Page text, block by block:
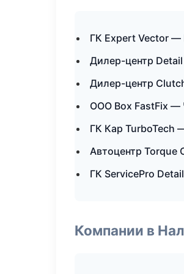
ГК Expert Vector —
Дилер-центр
Дилер-центр
ООО Box FastFix —
ГК Кар
Автоцентр Torque
ГК ServicePro
Компании в